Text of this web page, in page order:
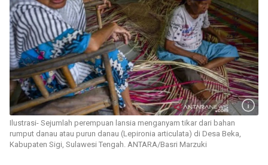
Ilustrasi- Sejumlah perempuan lansia menganyam tikar dari bahan
rumput danau atau purun danau (Lepironia articulata) di Desa Beka,
Kabupaten Sigi, Sulawesi Tengah. ANTARA/Basri Marzuki